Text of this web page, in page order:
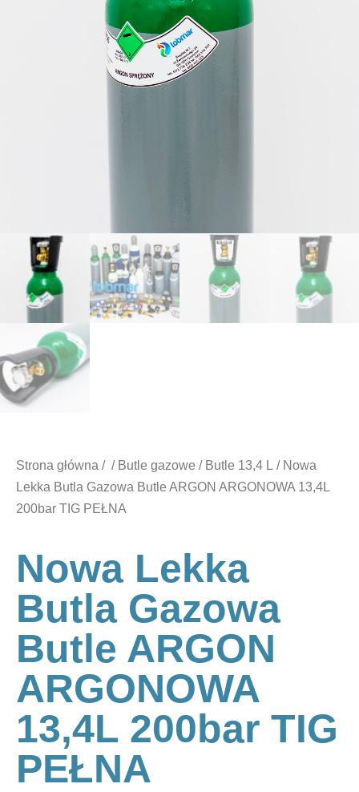
Strona główna / / Butle gazowe / Butle 13,4 L / Nowa
Lekka Butla Gazowa Butle ARGON ARGONOWA 13,4L
200bar TIG PEŁNA
Nowa Lekka
Butla Gazowa
Butle ARGON
ARGONOWA
13,4L 200bar TIG
PEŁNA